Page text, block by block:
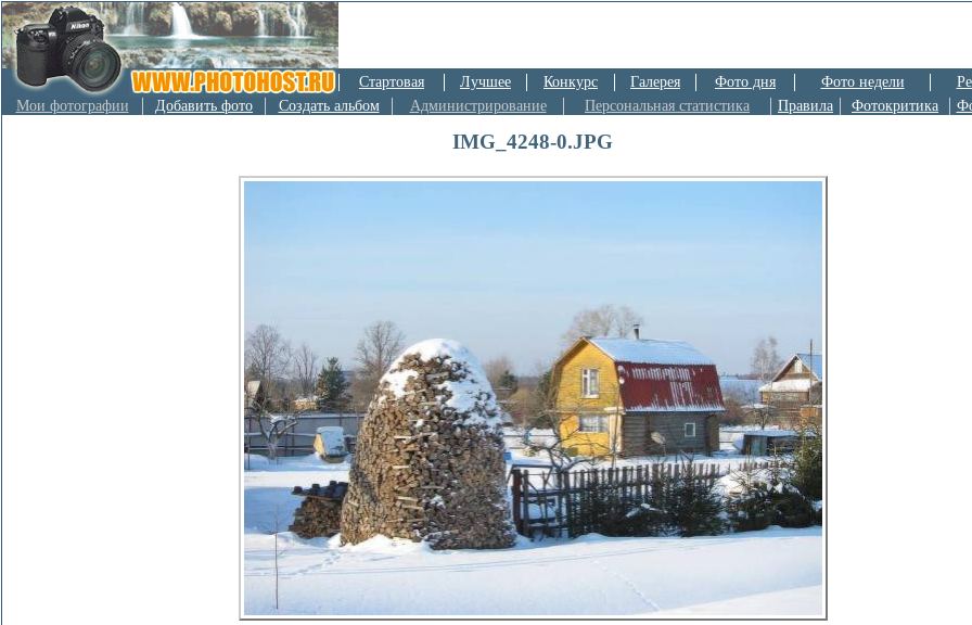
Стартовая Лучшее Конкурс Галерея Фото дня Фото недели
Мои фотографии
Добавить фото Создать альбом Администрирование Персональная статистика Правила Фотокритика
IMG_4248-0.JPG